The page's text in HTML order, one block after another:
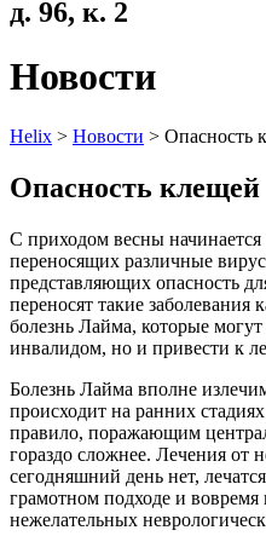
д. 96, к. 2
Новости
Helix > Новости > Опасность
Опасность клещей
С приходом весны
переносящих различные
представляющих опасность
переносят такие заболевания
болезнь Лайма, которые могут
инвалидом, но и привести к
Болезнь Лайма вполне
происходит на ранних
правило, поражающим
гораздо сложнее. Лечения от
сегодняшний день нет,
грамотном подходе и
нежелательных